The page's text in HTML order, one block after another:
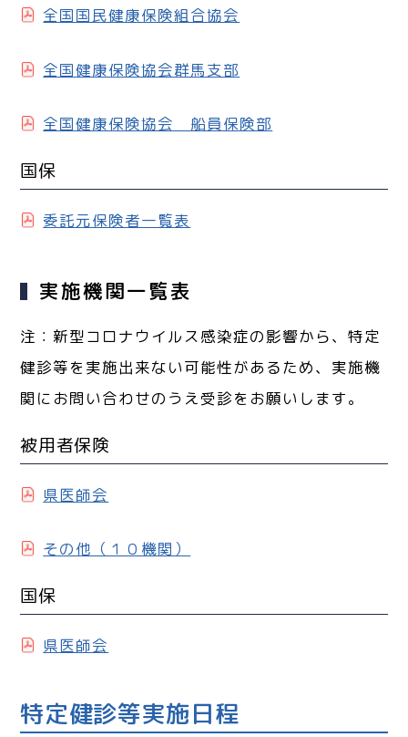
全国国民健康保険組合協会
全国健康保険協会群馬支部
全国健康保険協会 船員保険部
国保
委託元保険者一覧表
実施機関一覧表
注：新型コロナウイルス感染症の影響から、特定
健診等を実施出来ない可能性があるため、実施機
関にお問い合わせのうえ受診をお願いします。
被用者保険
県医師会
その他（１０機関）
国保
県医師会
特定健診等実施日程